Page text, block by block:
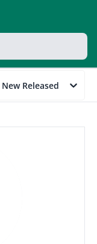
New Released